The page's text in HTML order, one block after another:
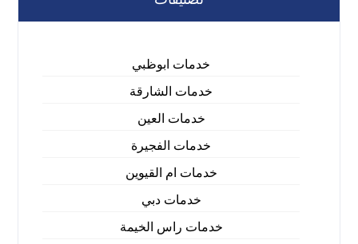
خدمات ابوظبي
خدمات الشارقة
خدمات العين
خدمات الفجيرة
خدمات ام القيوين
خدمات دبي
خدمات راس الخيمة